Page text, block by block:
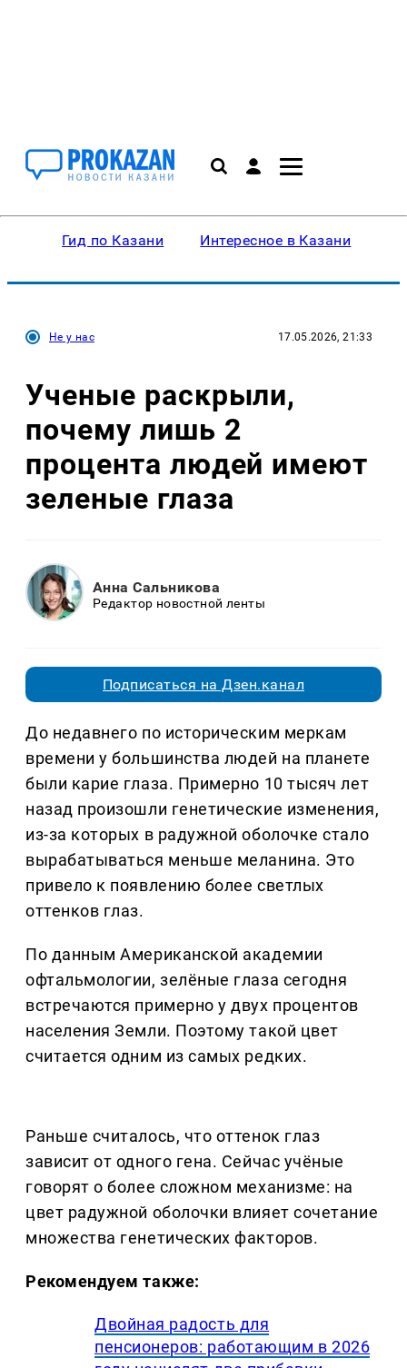
Гид по Казани Интересное в Казани
Не у нас 17.05.2026, 21:33
Ученые раскрыли,
почему лишь 2
процента людей имеют
зеленые глаза
Анна Сальникова
Редактор новостной ленты
Подписаться на Дзен.канал
До недавнего по историческим меркам
времени у большинства людей на планете
были карие глаза. Примерно 10 тысяч лет
назад произошли генетические изменения,
из-за которых в радужной оболочке стало
вырабатываться меньше меланина. Это
привело к появлению более светлых
оттенков глаз.
По данным Американской академии
офтальмологии, зелёные глаза сегодня
встречаются примерно у двух процентов
населения Земли. Поэтому такой цвет
считается одним из самых редких.
Раньше считалось, что оттенок глаз
зависит от одного гена. Сейчас учёные
говорят о более сложном механизме: на
цвет радужной оболочки влияет сочетание
множества генетических факторов.
Рекомендуем также:
Двойная радость для
пенсионеров: работающим в 2026